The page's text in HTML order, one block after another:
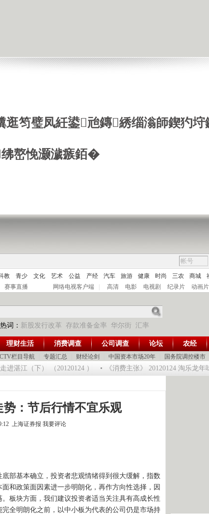
逛笉璧凤紝鍙兘鏄綉缁滃師鍥犳
嶅悗灏濊瘯銆�
教 青少 文化 艺术 公益 产经 汽车 旅游 健康 时尚 三农 商城
赛事直播 网络电视客户端 | 高清 电影 电视剧 纪录片 动画片
热词： 新股发行改革 存款准备金率 华尔街 汇率
栏目导航 专题汇总 财经论剑 中国资本市场20年 国务院调控楼市
理财生活 消费调查 公司调查 论坛 农经
江（下） （20120124 ） 《消费主张》 20120124 淘乐龙年味
：节后行情不宜乐观
上海证券报 我要评论
部基本确立，投资者悲观情绪得到很大缓解，指数
和政策面因素进一步明朗化，再作方向性选择，因
板块方面，我们建议投资者适当关注具有高成长性
全明朗化之前，以中小板为代表的公司仍是市场持